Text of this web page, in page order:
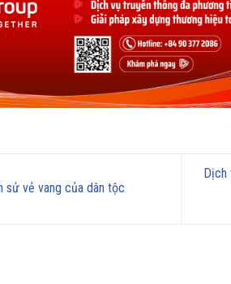
sử vẻ vang của dân tộc